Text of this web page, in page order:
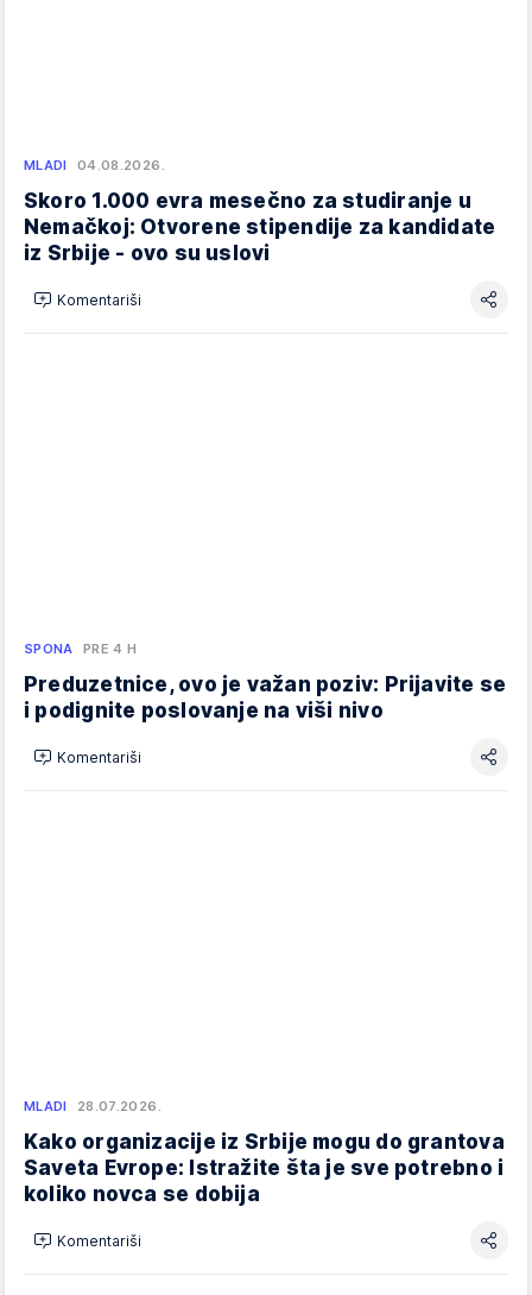
MLADI 04.08.2026.
Skoro 1.000 evra mesečno za studiranje u
Nemačkoj: Otvorene stipendije za kandidate
iz Srbije - ovo su uslovi
Komentariši
SPONA PRE 4 H
Preduzetnice, ovo je važan poziv: Prijavite se
i podignite poslovanje na viši nivo
Komentariši
MLADI 28.07.2026.
Kako organizacije iz Srbije mogu do grantova
Saveta Evrope: Istražite šta je sve potrebno i
koliko novca se dobija
Komentariši